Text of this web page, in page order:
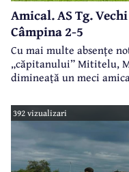
Amical. AS Tg.
Câmpina 2-5
Cu mai multe absențe
„căpitanului” Mititelu,
dimineață un meci
392 vizualizari